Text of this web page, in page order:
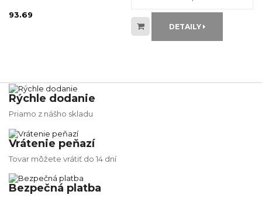
93.69
DETAILY
Rýchle dodanie
Priamo z nášho skladu
Vrátenie peňazí
Tovar môžete vrátiť do 14 dní
Bezpečná platba